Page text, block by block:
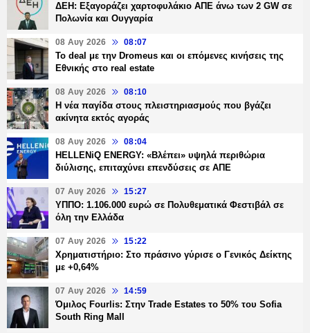
ΔΕΗ: Εξαγοράζει χαρτοφυλάκιο ΑΠΕ άνω των 2 GW σε
Πολωνία και Ουγγαρία
08 Αυγ 2026 08:07
Το deal με την Dromeus και οι επόμενες κινήσεις της
Εθνικής στο real estate
08 Αυγ 2026 08:10
Η νέα παγίδα στους πλειστηριασμούς που βγάζει
ακίνητα εκτός αγοράς
08 Αυγ 2026 08:04
HELLENiQ ENERGY: «Βλέπει» υψηλά περιθώρια
διύλισης, επιταχύνει επενδύσεις σε ΑΠΕ
07 Αυγ 2026 15:27
ΥΠΠΟ: 1.106.000 ευρώ σε Πολυθεματικά Φεστιβάλ σε
όλη την Ελλάδα
07 Αυγ 2026 15:22
Χρηματιστήριο: Στο πράσινο γύρισε ο Γενικός Δείκτης
με +0,64%
07 Αυγ 2026 14:59
Όμιλος Fourlis: Στην Trade Estates το 50% του Sofia
South Ring Mall